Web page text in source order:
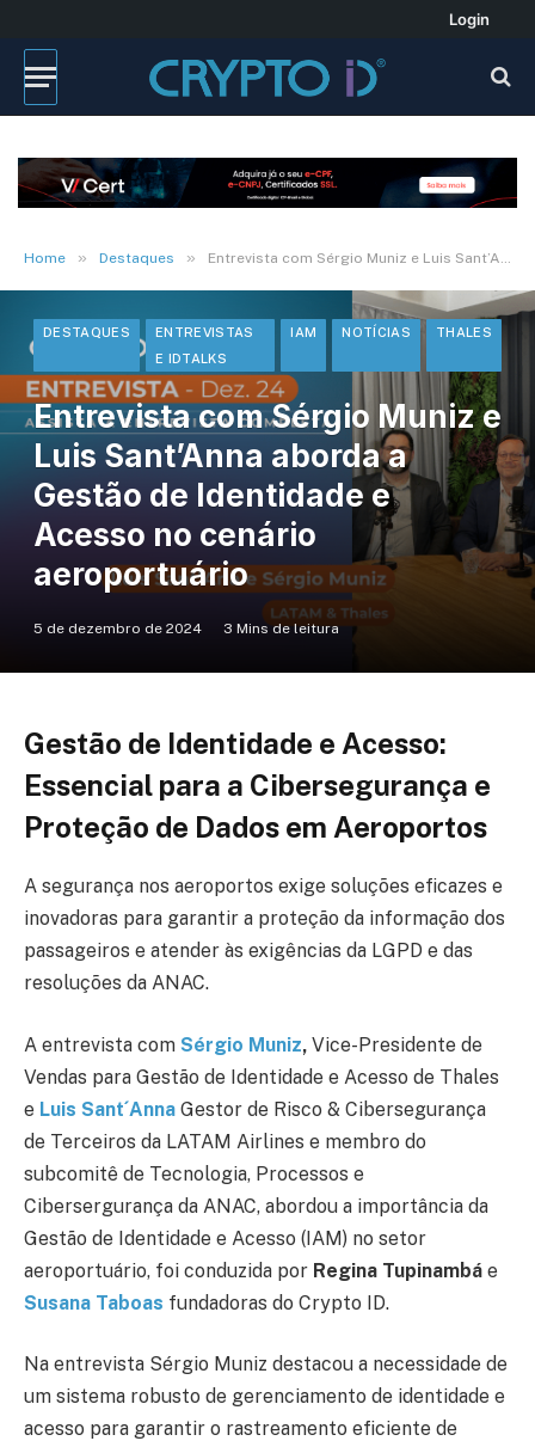
Login
Home » Destaques » Entrevista com Sérgio Muniz e Luis Sant’Anna aborda a Gestão de Identidade e Acesso no cenário aeroportuário
DESTAQUES
ENTREVISTAS
E IDTALKS
IAM NOTÍCIAS THALES
Entrevista com Sérgio Muniz e
Luis Sant’Anna aborda a
Gestão de Identidade e
Acesso no cenário
aeroportuário
5 de dezembro de 2024 3 Mins de leitura
Gestão de Identidade e Acesso:
Essencial para a Cibersegurança e
Proteção de Dados em Aeroportos
A segurança nos aeroportos exige soluções eficazes e
inovadoras para garantir a proteção da informação dos
passageiros e atender às exigências da LGPD e das
resoluções da ANAC.
A entrevista com Sérgio Muniz, Vice-Presidente de
Vendas para Gestão de Identidade e Acesso de Thales
e Luis Sant´Anna Gestor de Risco & Cibersegurança
de Terceiros da LATAM Airlines e membro do
subcomitê de Tecnologia, Processos e
Cibersergurança da ANAC, abordou a importância da
Gestão de Identidade e Acesso (IAM) no setor
aeroportuário, foi conduzida por Regina Tupinambá e
Susana Taboas fundadoras do Crypto ID.
Na entrevista Sérgio Muniz destacou a necessidade de
um sistema robusto de gerenciamento de identidade e
acesso para garantir o rastreamento eficiente de